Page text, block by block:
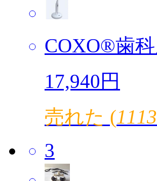
COXO®歯
17,940円
売れた (
3